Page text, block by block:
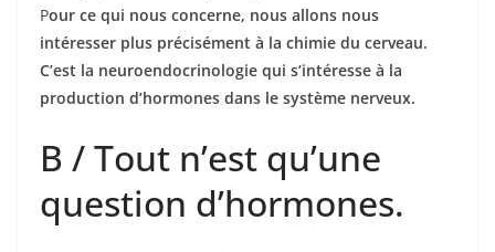
Pour ce qui nous concerne, nous allons nous
intéresser plus précisément à la chimie du cerveau.
C’est la neuroendocrinologie qui s’intéresse à la
production d’hormones dans le système nerveux.
B / Tout n’est qu’une
question d’hormones.